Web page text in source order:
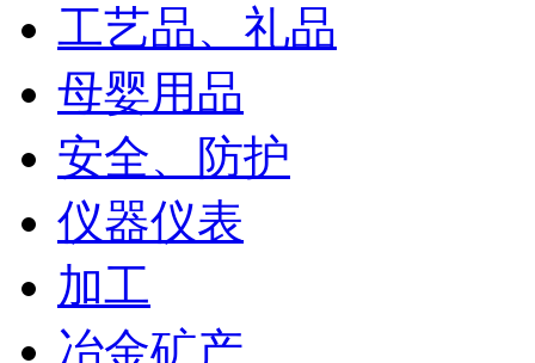
工艺品、礼品
母婴用品
安全、防护
仪器仪表
加工
冶金矿产